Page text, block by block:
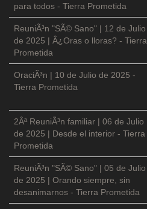
para todos - Tierra Prometida
ReuniÃ³n "SÃ© Sano" | 12 de Julio
de 2025 | Â¿Oras o lloras? - Tierra
Prometida
OraciÃ³n | 10 de Julio de 2025 -
Tierra Prometida
2Âª ReuniÃ³n familiar | 06 de Julio
de 2025 | Desde el interior - Tierra
Prometida
ReuniÃ³n "SÃ© Sano" | 05 de Julio
de 2025 | Orando siempre, sin
desanimarnos - Tierra Prometida